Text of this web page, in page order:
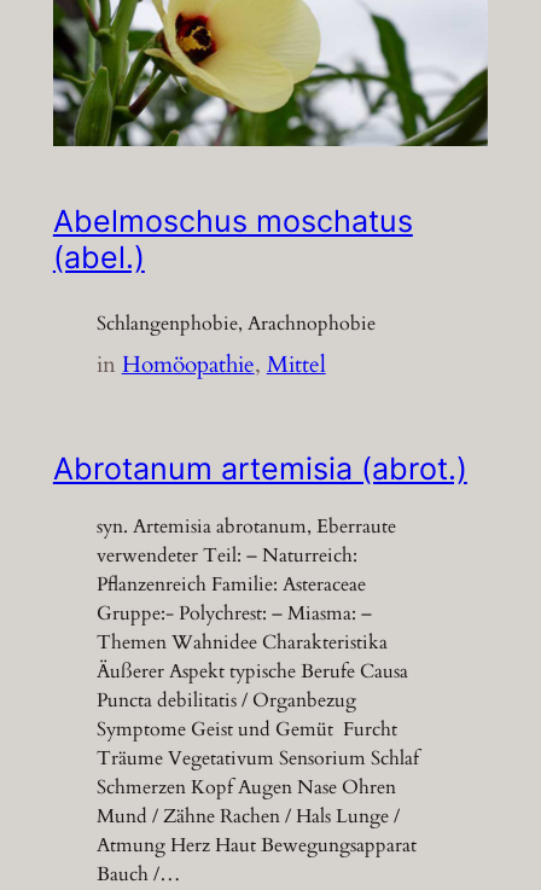
Abelmoschus moschatus
(abel.)
Schlangenphobie, Arachnophobie
inHomöopathie, Mittel
Abrotanum artemisia (abrot.)
syn. Artemisia abrotanum, Eberraute
verwendeter Teil: – Naturreich:
Pflanzenreich Familie: Asteraceae
Gruppe:- Polychrest: – Miasma: –
Themen Wahnidee Charakteristika
Äußerer Aspekt typische Berufe Causa
Puncta debilitatis / Organbezug
Symptome Geist und Gemüt Furcht
Träume Vegetativum Sensorium Schlaf
Schmerzen Kopf Augen Nase Ohren
Mund / Zähne Rachen / Hals Lunge /
Atmung Herz Haut Bewegungsapparat
Bauch /…